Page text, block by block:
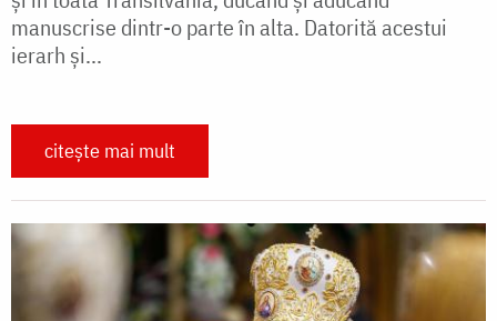
manuscrise dintr-o parte în alta. Datorită acestui
ierarh şi...
citește mai mult